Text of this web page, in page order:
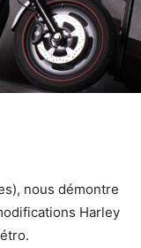
nous démontre
Harley